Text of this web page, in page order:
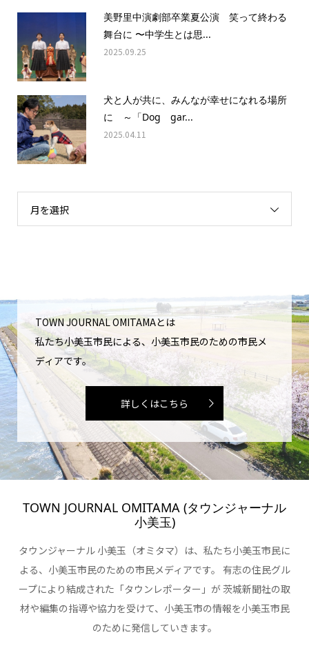
美野里中演劇部卒業夏公演 笑って終わる
舞台に 〜中学生とは思...
2025.09.25
犬と人が共に、みんなが幸せになれる場所
に ～「Dog gar...
2025.04.11
月を選択
TOWN JOURNAL OMITAMAとは
私たち小美玉市民による、小美玉市民のための市民メ
ディアです。
詳しくはこちら
TOWN JOURNAL OMITAMA (タウンジャーナル
小美玉)
タウンジャーナル 小美玉（オミタマ）は、私たち小美玉市民に
よる、小美玉市民のための市民メディアです。 有志の住民グル
ープにより結成された「タウンレポーター」が 茨城新聞社の取
材や編集の指導や協力を受けて、小美玉市の情報を小美玉市民
のために発信していきます。